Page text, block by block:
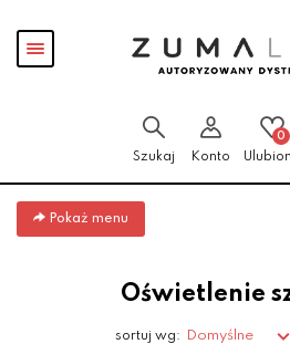
Pokaż
menu
Szukaj Konto
0
Pokaż menu
Oświetlenie
sortuj wg: Domyślne